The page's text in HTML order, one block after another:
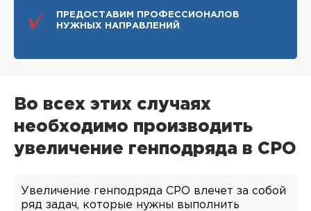
ПРЕДОСТАВИМ ПРОФЕССИОНАЛОВ
НУЖНЫХ НАПРАВЛЕНИЙ
Во всех этих случаях
необходимо производить
увеличение генподряда в СРО
Увеличение генподряда СРО влечет за собой
ряд задач, которые нужны выполнить